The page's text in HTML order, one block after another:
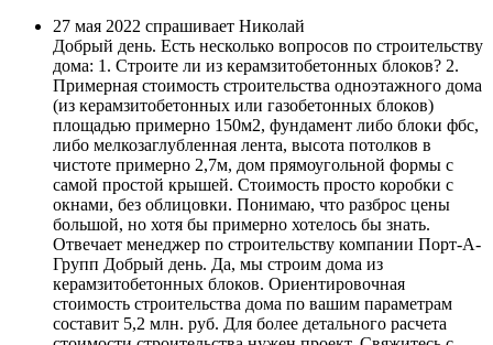
27 мая 2022 спрашивает Николай
Добрый день. Есть несколько вопросов по строительству
дома: 1. Строите ли из керамзитобетонных блоков? 2.
Примерная стоимость строительства одноэтажного дома
(из керамзитобетонных или газобетонных блоков)
площадью примерно 150м2, фундамент либо блоки фбс,
либо мелкозаглубленная лента, высота потолков в
чистоте примерно 2,7м, дом прямоугольной формы с
самой простой крышей. Стоимость просто коробки с
окнами, без облицовки. Понимаю, что разброс цены
большой, но хотя бы примерно хотелось бы знать.
Отвечает менеджер по строительству компании Порт-А-
Групп Добрый день. Да, мы строим дома из
керамзитобетонных блоков. Ориентировочная
стоимость строительства дома по вашим параметрам
составит 5,2 млн. руб. Для более детального расчета